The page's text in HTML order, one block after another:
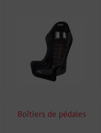
Boîtiers de pédales